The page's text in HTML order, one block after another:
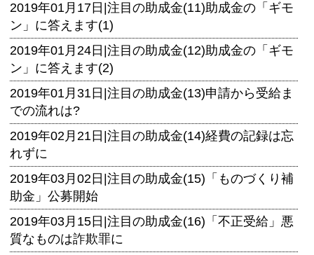
2019年01月17日| 注目の助成金(11)助成金の「ギモ
ン」に答えます(1)
2019年01月24日| 注目の助成金(12)助成金の「ギモ
ン」に答えます(2)
2019年01月31日| 注目の助成金(13)申請から受給ま
での流れは?
2019年02月21日| 注目の助成金(14)経費の記録は忘
れずに
2019年03月02日| 注目の助成金(15)「ものづくり補
助金」公募開始
2019年03月15日| 注目の助成金(16)「不正受給」悪
質なものは詐欺罪に